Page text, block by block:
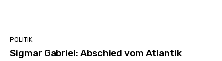
POLITIK
Sigmar Gabriel: Abschied vom Atlantik